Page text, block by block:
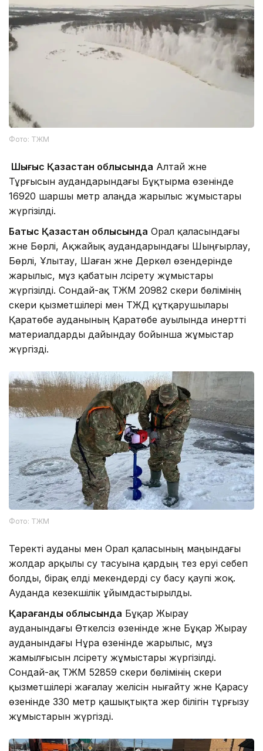
Фото: ТЖМ
Шығыс Қазақстан облысында Алтай және
Тұрғысын аудандарындағы Бұқтырма өзенінде
16920 шаршы метр алаңда жарылыс жұмыстары
жүргізілді.
Батыс Қазақстан облысында Орал қаласындағы
және Бөрлі, Ақжайық аудандарындағы Шыңғырлау,
Бөрлі, Ұлытау, Шаған және Деркөл өзендерінде
жарылыс, мұз қабатын әлсірету жұмыстары
жүргізілді. Сондай-ақ ТЖМ 20982 әскери бөлімінің
әскери қызметшілері мен ТЖД құтқарушылары
Қаратөбе ауданының Қаратөбе ауылында инертті
материалдарды дайындау бойынша жұмыстар
жүргізді.
Фото: ТЖМ
Теректі ауданы мен Орал қаласының маңындағы
жолдар арқылы су тасуына қардың тез еруі себеп
болды, бірақ елді мекендерді су басу қаупі жоқ.
Ауданда кезекшілік ұйымдастырылды.
Қарағанды облысында Бұқар Жырау
ауданындағы Өткелсіз өзенінде және Бұқар Жырау
ауданындағы Нұра өзенінде жарылыс, мұз
жамылғысын әлсірету жұмыстары жүргізілді.
Сондай-ақ ТЖМ 52859 әскери бөлімінің әскери
қызметшілері жағалау желісін нығайту және Қарасу
өзенінде 330 метр қашықтықта жер білігін тұрғызу
жұмыстарын жүргізді.